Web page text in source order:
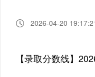
2026-04-20
【录取分数线】